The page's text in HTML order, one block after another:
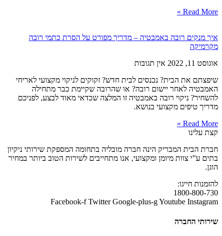
Read More »
איך מנקים רובה באמבטיה – מדריך מפורט על הסרת כתמי רובה
מקרמיקה
אוגוסט 11, 2022
אין תגובות
שיפצתם את הבית? נכנסים לבית חדש? זקוקים לניקוי מקצועי לאריחי
האמבטיה לאחר יישום רובה? או שהרובה שקיימת כבר מתחילה
להשחיר? ניקוי רובה באמבטיה זו המלצה שכדאי מאוד לבצע, לפניכם
מדריך טיפים מקצועי בנושא.
Read More »
קצת עלינו
חברת הבית המבריק הינה חברה מובליה בתחומה המספקת שירותי ניקיון
בתים ע”י צוות מיומן ומקצועי, אנו מתחייבים לשירות הטוב ביותר במחיר
הוגן.
להזמנות חייגו:
1800-800-730
Facebook-f Twitter Google-plus-gYoutube Instagram
שירותי החברה